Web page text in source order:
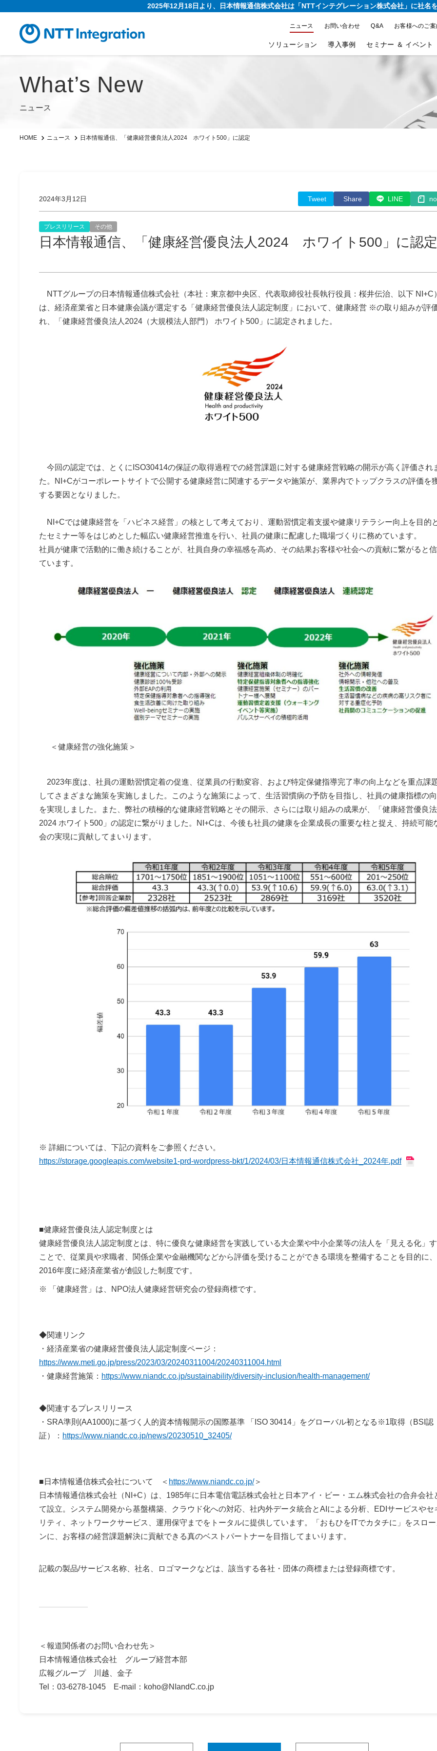
2025年12月18日より、日本情報通信株式会社は「NTTインテグレーション株式会社」に社名
ニュース お問い合わせ Q&A お客様へのご
ソリューション 導入事例 セミナー ＆ イベント
What’s New
ニュース
HOME ニュース 日本情報通信、「健康経営優良法人2024 ホワイト500」に認定
2024年3月12日 Tweet Share LINE
プレスリリース その他
日本情報通信、「健康経営優良法人2024 ホワイト500」に認定
NTTグループの日本情報通信株式会社（本社：東京都中央区、代表取締役社長執行役員：桜井伝治、以下 NI+C
は、経済産業省と日本健康会議が選定する「健康経営優良法人認定制度」において、健康経営 ※の取り組みが評
れ、「健康経営優良法人2024（大規模法人部門） ホワイト500」に認定されました。
今回の認定では、とくにISO30414の保証の取得過程での経営課題に対する健康経営戦略の開示が高く評価され
た。NI+Cがコーポレートサイトで公開する健康経営に関連するデータや施策が、業界内でトップクラスの評価を
する要因となりました。
NI+Cでは健康経営を「ハピネス経営」の核として考えており、運動習慣定着支援や健康リテラシー向上を目的
たセミナー等をはじめとした幅広い健康経営推進を行い、社員の健康に配慮した職場づくりに務めています。
社員が健康で活動的に働き続けることが、社員自身の幸福感を高め、その結果お客様や社会への貢献に繋がると
ています。
＜健康経営の強化施策＞
2023年度は、社員の運動習慣定着の促進、従業員の行動変容、および特定保健指導完了率の向上などを重点課
してさまざまな施策を実施しました。このような施策によって、生活習慣病の予防を目指し、社員の健康指標の
を実現しました。また、弊社の積極的な健康経営戦略とその開示、さらには取り組みの成果が、「健康経営優良
2024 ホワイト500」の認定に繋がりました。NI+Cは、今後も社員の健康を企業成長の重要な柱と捉え、持続可能
会の実現に貢献してまいります。
※ 詳細については、下記の資料をご参照ください。
https://storage.googleapis.com/website1-prd-wordpress-bkt/1/2024/03/日本情報通信株式会社_2024年.pdf
■健康経営優良法人認定制度とは
健康経営優良法人認定制度とは、特に優良な健康経営を実践している大企業や中小企業等の法人を「見える化」
ことで、従業員や求職者、関係企業や金融機関などから評価を受けることができる環境を整備することを目的に、
2016年度に経済産業省が創設した制度です。
※ 「健康経営」は、NPO法人健康経営研究会の登録商標です。
◆関連リンク
・経済産業省の健康経営優良法人認定制度ページ：
https://www.meti.go.jp/press/2023/03/20240311004/20240311004.html
・健康経営施策： https://www.niandc.co.jp/sustainability/diversity-inclusion/health-management/
◆関連するプレスリリース
・SRA準則(AA1000)に基づく人的資本情報開示の国際基準 「ISO 30414」をグローバル初となる※1取得（BSI認
証）： https://www.niandc.co.jp/news/20230510_32405/
■日本情報通信株式会社について ＜ https://www.niandc.co.jp/ ＞
日本情報通信株式会社（NI+C）は、1985年に日本電信電話株式会社と日本アイ・ビー・エム株式会社の合弁会社
て設立。システム開発から基盤構築、クラウド化への対応、社内外データ統合とAIによる分析、EDIサービスやセ
リティ、ネットワークサービス、運用保守までをトータルに提供しています。「おもひをITでカタチに」をスロ
ンに、お客様の経営課題解決に貢献できる真のベストパートナーを目指してまいります。
記載の製品/サービス名称、社名、ロゴマークなどは、該当する各社・団体の商標または登録商標です。
＜報道関係者のお問い合わせ先＞
日本情報通信株式会社 グループ経営本部
広報グループ 川越、金子
Tel：03-6278-1045 E-mail：koho@NIandC.co.jp